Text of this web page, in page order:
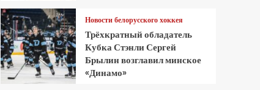
Новости белорусского хоккея
Трёхкратный обладатель
Кубка Стэнли Сергей
Брылин возглавил минское
«Динамо»